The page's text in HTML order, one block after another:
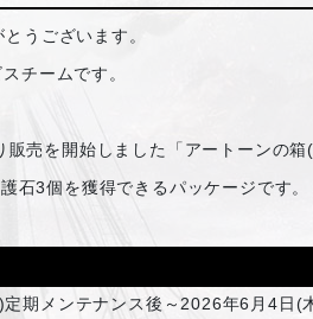
うございます。
チームです。
販売を開始しました「アートーンの箱
石3個を獲得できるパッケージです。
期メンテナンス後～2026年6月4日(